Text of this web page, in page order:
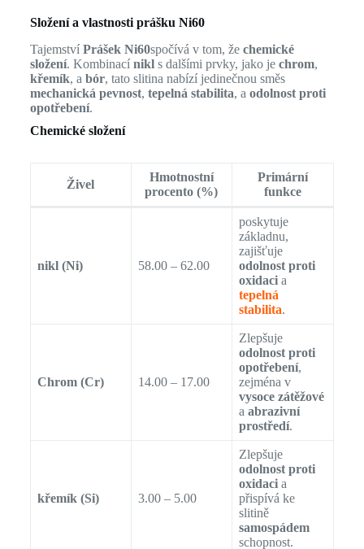
Složení a vlastnosti prášku Ni60
Tajemství Prášek Ni60spočívá v tom, že chemické
složení. Kombinací nikls dalšími prvky, jako je chrom,
křemík, a bór, tato slitina nabízí jedinečnou směs
mechanická pevnost, tepelná stabilita, a odolnost proti
opotřebení.
Chemické složení
Živel
Hmotnostní
procento (%)
Primární
funkce
nikl (Ni) 58.00 – 62.00
poskytuje
základnu,
zajišťuje
odolnost proti
oxidacia
tepelná
stabilita.
Chrom (Cr) 14.00 – 17.00
Zlepšuje
odolnost proti
opotřebení,
zejména v
vysoce zátěžové
a abrazivní
prostředí.
křemík (Si) 3.00 – 5.00
Zlepšuje
odolnost proti
oxidacia
přispívá ke
slitině
samospádem
schopnost.